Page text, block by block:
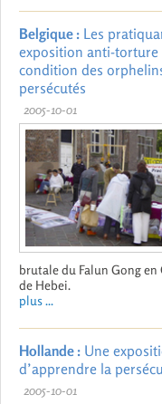
Belgique : Les
exposition anti-
condition des
persécutés
2005-10-01
brutale du Falun Gong
de Hebei.
plus ...
Hollande : Une
d’apprendre la
2005-10-01